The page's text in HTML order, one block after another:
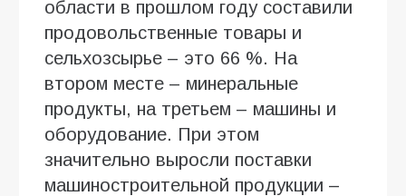
области в прошлом году составили
продовольственные товары и
сельхозсырье – это 66 %. На
втором месте – минеральные
продукты, на третьем – машины и
оборудование. При этом
значительно выросли поставки
машиностроительной продукции –